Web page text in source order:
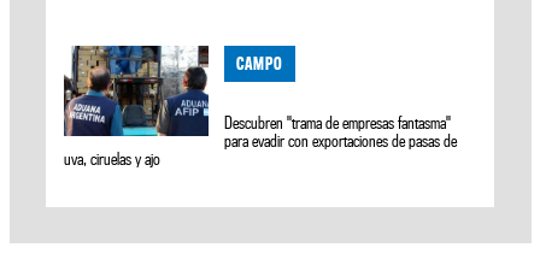
CAMPO
Descubren "trama de empresas fantasma"
para evadir con exportaciones de pasas de
uva, ciruelas y ajo